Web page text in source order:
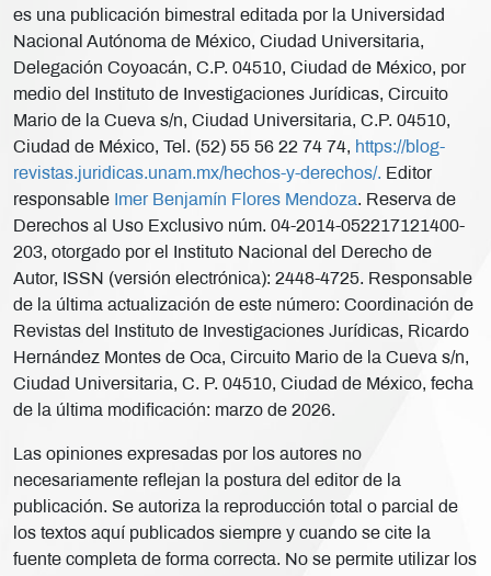
es una publicación bimestral editada por la Universidad
Nacional Autónoma de México, Ciudad Universitaria,
Delegación Coyoacán, C.P. 04510, Ciudad de México, por
medio del Instituto de Investigaciones Jurídicas, Circuito
Mario de la Cueva s/n, Ciudad Universitaria, C.P. 04510,
Ciudad de México, Tel. (52) 55 56 22 74 74, https://blog-
revistas.juridicas.unam.mx/hechos-y-derechos/. Editor
responsable Imer Benjamín Flores Mendoza. Reserva de
Derechos al Uso Exclusivo núm. 04-2014-052217121400-
203, otorgado por el Instituto Nacional del Derecho de
Autor, ISSN (versión electrónica): 2448-4725. Responsable
de la última actualización de este número: Coordinación de
Revistas del Instituto de Investigaciones Jurídicas, Ricardo
Hernández Montes de Oca, Circuito Mario de la Cueva s/n,
Ciudad Universitaria, C. P. 04510, Ciudad de México, fecha
de la última modificación: marzo de 2026.
Las opiniones expresadas por los autores no
necesariamente reflejan la postura del editor de la
publicación. Se autoriza la reproducción total o parcial de
los textos aquí publicados siempre y cuando se cite la
fuente completa de forma correcta. No se permite utilizar los